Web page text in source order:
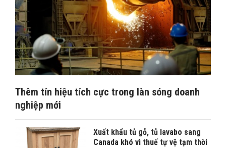
Thêm tín hiệu tích cực trong làn sóng doanh
nghiệp mới
Xuất khẩu tủ gỗ, tủ lavabo sang
Canada khó vì thuế tự vệ tạm thời